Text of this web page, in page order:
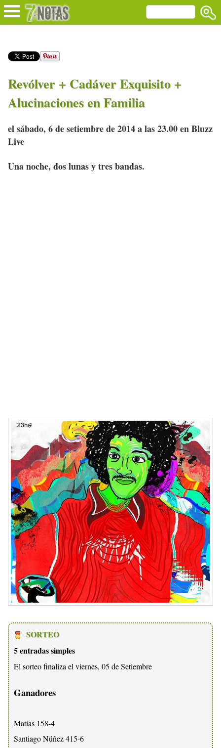
Revólver + Cadáver Exquisito +
Alucinaciones en Familia
el sábado, 6 de setiembre de 2014 a las 23.00 en Bluzz
Live
Una noche, dos lunas y tres bandas.
SORTEO
5 entradas simples
El sorteo finaliza el viernes, 05 de Setiembre
Ganadores
Matias 158-4
Santiago Núñez 415-6